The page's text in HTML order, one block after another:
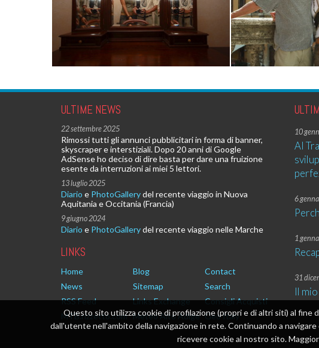
ULTIME NEWS
22 settembre 2025
Rimossi tutti gli annunci pubblicitari in forma di banner,
skyscraper e interstiziali. Dopo 20 anni di Google
AdSense ho deciso di dire basta per dare una fruizione
esente da interruzioni ai miei 5 lettori.
13 luglio 2025
Diario e PhotoGallerydel recente viaggio in Nuova
Aquitania e Occitania (Francia)
9 giugno 2024
Diario e PhotoGallerydel recente viaggio nelle Marche
LINKS
Home Blog
Contact
News
Sitemap
Search
RSS Feed
Links Exchange
Consigli Acquisti
MTB.rizzetto.com Meteo Alto Adige Geo Italy
10
AI
6
1
31
Il
Questo sito utilizza cookie di profilazione (propri e di altri siti) al fine
dall'utente nell'ambito della navigazione in rete. Continuando a
ricevere cookie al nostro sito.